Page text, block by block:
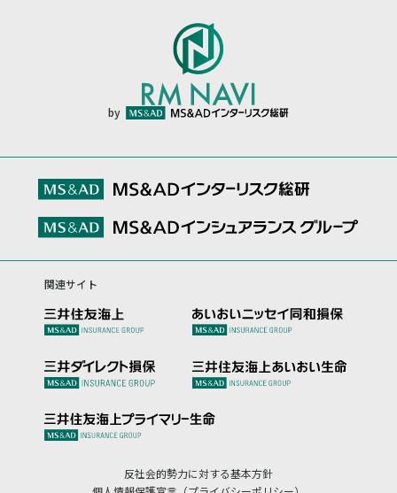
by
関連サイト
反社会的勢力に対する基本方針